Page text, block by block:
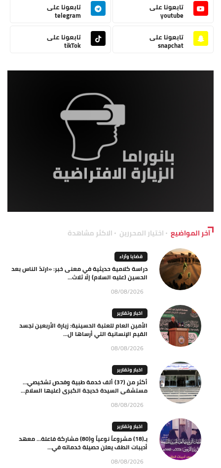
تابعونا على
youtube
تابعونا على
telegram
تابعونا على
snapchat
تابعونا على
tikTok
آخر المواضيع اختيار المحررين الاكثر مشاهدة
قضايا وآراء
دراسة كلامية حديثية في معنى خبر: «ارتدّ الناس بعد
الحسين (عليه السلام) إلّا ثلاث...
08/08/2026
اخبار وتقارير
الأمين العام للعتبة الحسينية: زيارة الأربعين تجسد
القيم الإنسانية التي أرساها ال...
08/08/2026
اخبار وتقارير
أكثر من (37) ألف خدمة طبية وفحص تشخيصي…
مستشفى السيدة خديجة الكبرى (عليها السلام...
08/08/2026
اخبار وتقارير
بـ(18) مشروعاً نوعياً و(80) مشاركة فاعلة… معهد
أديبات الطف يعلن حصيلة خدماته في...
08/08/2026